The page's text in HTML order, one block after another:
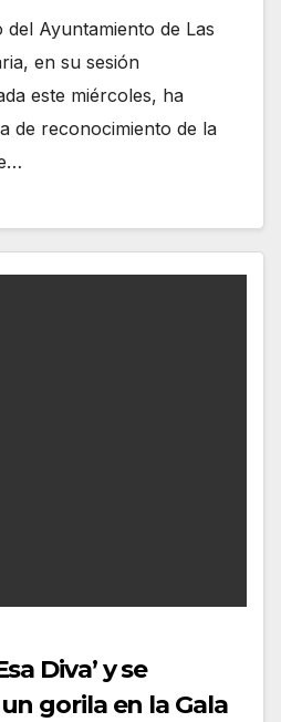
Ayuntamiento de Las
en su sesión
este miércoles, ha
de reconocimiento de la
Diva’ y se
gorila en la Gala